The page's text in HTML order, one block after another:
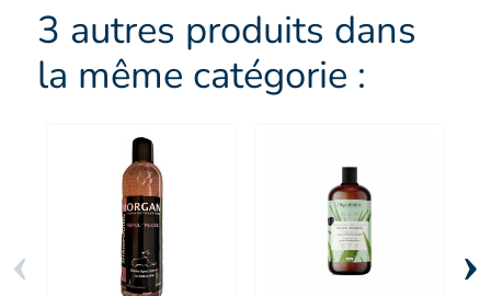
3 autres produits dans
la même catégorie :
‹ ›